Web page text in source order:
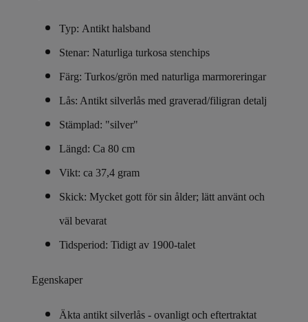
Typ: Antikt halsband
Stenar: Naturliga turkosa stenchips
Färg: Turkos/grön med naturliga marmoreringar
Lås: Antikt silverlås med graverad/filigran detalj
Stämplad: "silver"
Längd: Ca 80 cm
Vikt: ca 37,4 gram
Skick: Mycket gott för sin ålder; lätt använt och
väl bevarat
Tidsperiod: Tidigt av 1900-talet
Egenskaper
Äkta antikt silverlås - ovanligt och eftertraktat